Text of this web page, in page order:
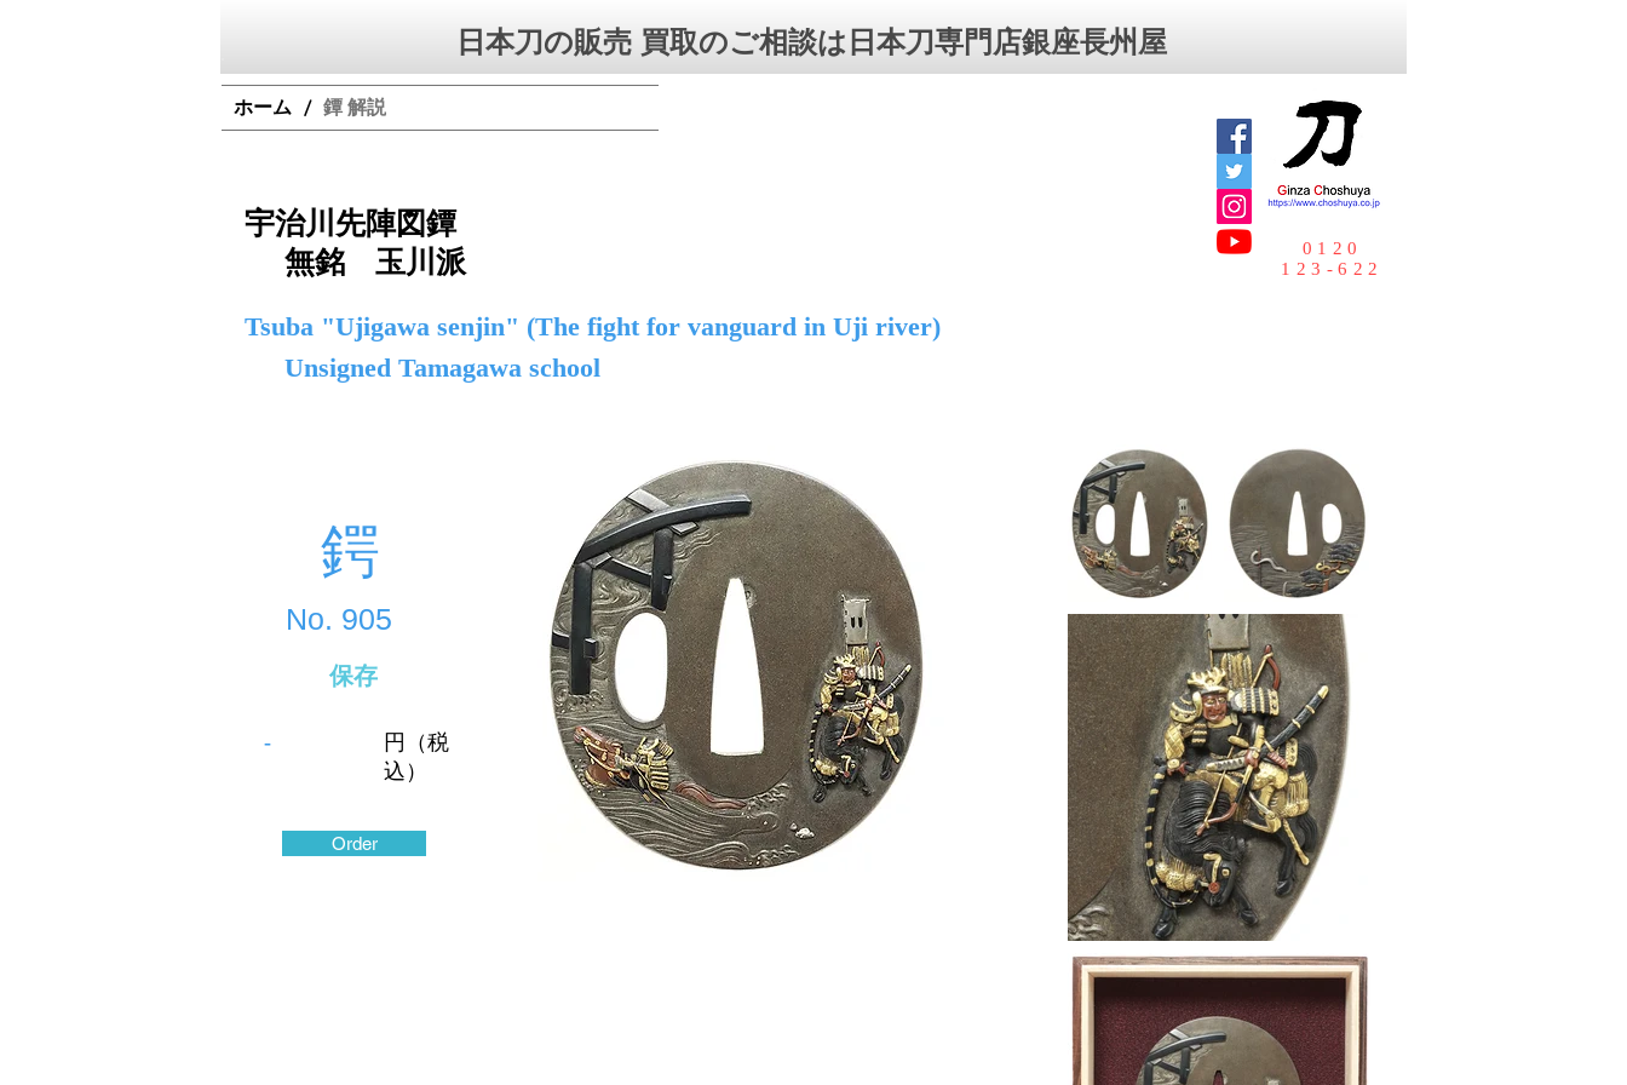
日本刀の販売 買取のご相談は日本刀専門店銀座⻑州屋
ホーム / 鐔 解説
宇治川先陣図鐔
無銘 玉川派
0120
123-622
Tsuba "Ujigawa senjin" (The fight for vanguard in Uji river)
Unsigned Tamagawa school
鍔
No. 905
保存
-
円（税
込）
Order